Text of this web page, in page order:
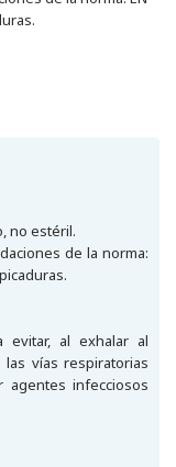
no estéril.
de la norma:
evitar, al exhalar al
vías respiratorias
infecciosos